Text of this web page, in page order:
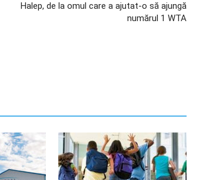
Halep, de la omul care a ajutat-o să ajungă
numărul 1 WTA